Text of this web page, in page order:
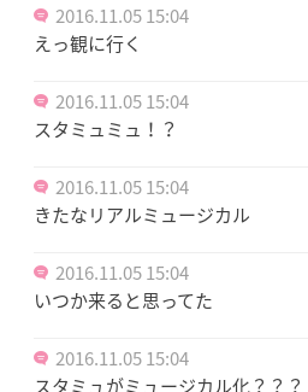
2016.11.05 15:04
えっ観に行く
2016.11.05 15:04
スタミュミュ！？
2016.11.05 15:04
きたなリアルミュージカル
2016.11.05 15:04
いつか来ると思ってた
2016.11.05 15:04
スタミュがミュージカル化？？